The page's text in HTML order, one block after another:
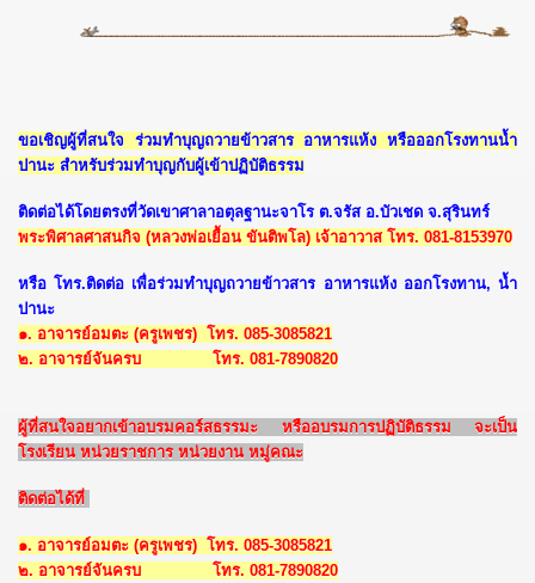
ขอเชิญผู้ที่สนใจ ร่วมทำบุญถวายข้าวสาร อาหารแห้ง หรือออกโรงทานน้ำ
ปานะ สำหรับร่วมทำบุญกับผู้เข้าปฏิบัติธรรม
ติดต่อได้โดยตรงที่วัดเขาศาลาอตุลฐานะจาโร ต.จรัส อ.บัวเชด จ.สุรินทร์
พระพิศาลศาสนกิจ (หลวงพ่อเยื้อน ขันติพโล) เจ้าอาวาส โทร. 081-8153970
หรือ โทร.ติดต่อ เพื่อร่วมทำบุญถวายข้าวสาร อาหารแห้ง ออกโรงทาน, น้ำ
ปานะ
๑. อาจารย์อมตะ (ครูเพชร) โทร. 085-3085821
๒. อาจารย์จันครบ โทร. 081-7890820
ผู้ที่สนใจอยากเข้าอบรมคอร์สธรรมะ หรืออบรมการปฏิบัติธรรม จะเป็น
โรงเรียน หน่วยราชการ หน่วยงาน หมู่คณะ
ติดต่อได้ที่
๑. อาจารย์อมตะ (ครูเพชร) โทร. 085-3085821
๒. อาจารย์จันครบ โทร. 081-7890820